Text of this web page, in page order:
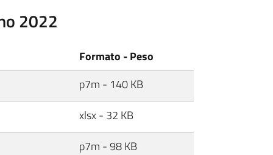
2022
Formato - Peso
p7m - 140 KB
xlsx - 32 KB
p7m - 98 KB